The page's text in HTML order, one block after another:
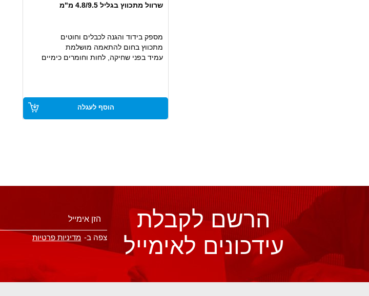
שרוול מתכווץ בגליל 4.8/9.5 מ"מ
מספק בידוד והגנה לכבלים וחוטים
מתכווץ בחום להתאמה מושלמת
עמיד בפני שחיקה, לחות וחומרים כימיים
הוסף לעגלה
הרשם לקבלת
עידכונים לאימייל
צפה ב- מדיניות פרטיות